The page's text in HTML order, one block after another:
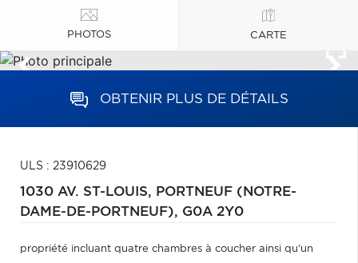
PHOTOS CARTE
OBTENIR PLUS DE DÉTAILS
ULS : 23910629
1030 AV. ST-LOUIS, PORTNEUF (NOTRE-
DAME-DE-PORTNEUF), G0A 2Y0
propriété incluant quatre chambres à coucher ainsi qu'un